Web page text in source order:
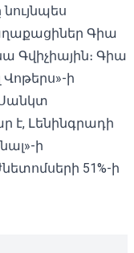
Գիա
Գվիչիային։ Գիա
ի
է, Լենինգրադի
ի
51%-ի